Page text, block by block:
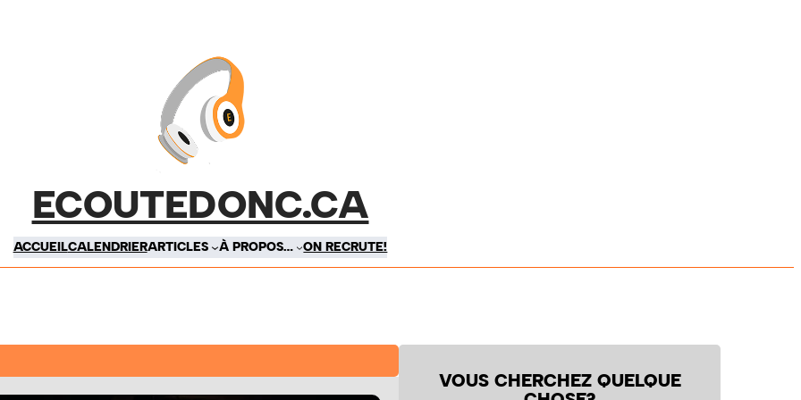
ECOUTEDONC.CA
ACCUEILCALENDRIERARTICLES À PROPOS… ON RECRUTE!
VOUS CHERCHEZ QUELQUE